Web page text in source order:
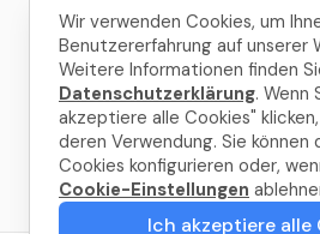
AGB
Datenschutzerklärung
Cookie-Einstellungen
© 2026 La Palma Travel
Gemacht mit
in La Palma
Wir verwenden Cookies, um
Benutzererfahrung auf unserer
Weitere Informationen finden
Datenschutzerklärung. Wenn
akzeptiere alle Cookies"
deren Verwendung. Sie können
Cookies konfigurieren oder,
Cookie-Einstellungen
Ich akzeptiere alle